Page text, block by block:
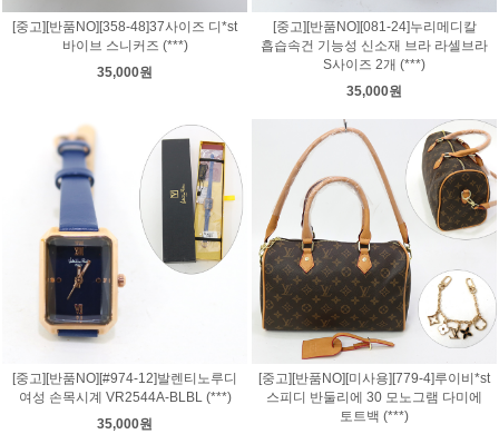
[중고][반품NO][358-48]37사이즈 디*st
바이브 스니커즈 (***)
35,000원
[중고][반품NO][081-24]누리메디칼
흡습속건 기능성 신소재 브라 라셀브라
S사이즈 2개 (***)
35,000원
[중고][반품NO][#974-12]발렌티노루디
여성 손목시계 VR2544A-BLBL (***)
35,000원
[중고][반품NO][미사용][779-4]루이비*st
스피디 반둘리에 30 모노그램 다미에
토트백 (***)